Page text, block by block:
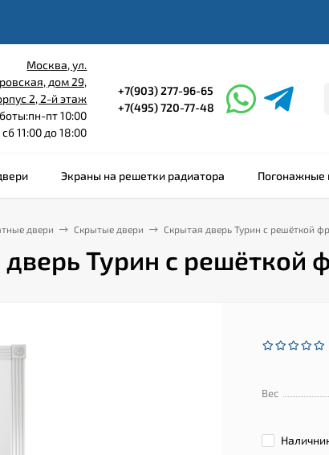
Москва, ул.
дом 29,
2, 2-й этаж
пт 10:00
11:00 до 18:00
+7(903) 277-96-65
+7(495) 720-77-48
Экраны на решетки радиатора Погонажные
двери Скрытые двери Скрытая дверь Турин с решёткой
Турин с решёткой
Вес